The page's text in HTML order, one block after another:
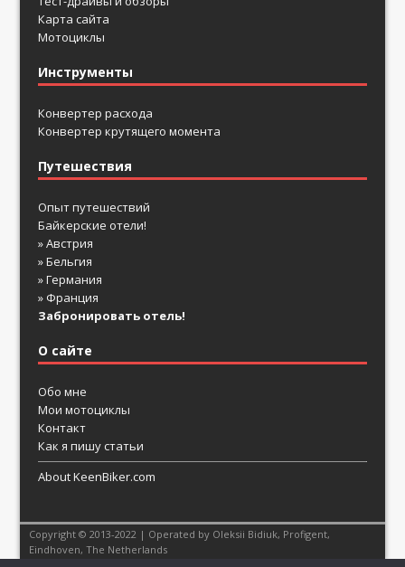
Карта сайта
Мотоциклы
Инструменты
Конвертер расхода
Конвертер крутящего момента
Путешествия
Опыт путешествий
Байкерские отели!
» Австрия
» Бельгия
» Германия
» Франция
Забронировать отель!
О сайте
Обо мне
Мои мотоциклы
Контакт
Как я пишу статьи
About KeenBiker.com
Copyright © 2013-2022 | Operated by Oleksii Bidiuk, Profigent,
Eindhoven, The Netherlands